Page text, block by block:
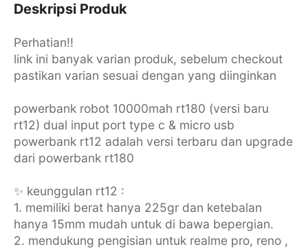
Deskripsi Produk
Perhatian!!
link ini banyak varian produk, sebelum checkout
pastikan varian sesuai dengan yang diinginkan
powerbank robot 10000mah rt180 (versi baru
rt12) dual input port type c & micro usb
powerbank rt12 adalah versi terbaru dan upgrade
dari powerbank rt180
✨ keunggulan rt12 :
1. memiliki berat hanya 225gr dan ketebalan
hanya 15mm mudah untuk di bawa bepergian.
2. mendukung pengisian untuk realme pro, reno ,